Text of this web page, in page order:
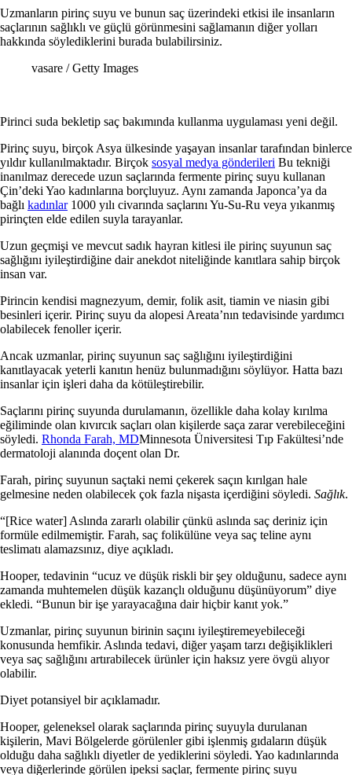
Uzmanların pirinç suyu ve bunun saç üzerindeki etkisi ile insanların
saçlarının sağlıklı ve güçlü görünmesini sağlamanın diğer yolları
hakkında söylediklerini burada bulabilirsiniz.
vasare / Getty Images
Pirinci suda bekletip saç bakımında kullanma uygulaması yeni değil.
Pirinç suyu, birçok Asya ülkesinde yaşayan insanlar tarafından binlerce
yıldır kullanılmaktadır. Birçok sosyal medya gönderileri Bu tekniği
inanılmaz derecede uzun saçlarında fermente pirinç suyu kullanan
Çin’deki Yao kadınlarına borçluyuz. Aynı zamanda Japonca’ya da
bağlı kadınlar1000 yılı civarında saçlarını Yu-Su-Ru veya yıkanmış
pirinçten elde edilen suyla tarayanlar.
Uzun geçmişi ve mevcut sadık hayran kitlesi ile pirinç suyunun saç
sağlığını iyileştirdiğine dair anekdot niteliğinde kanıtlara sahip birçok
insan var.
Pirincin kendisi magnezyum, demir, folik asit, tiamin ve niasin gibi
besinleri içerir. Pirinç suyu da alopesi Areata’nın tedavisinde yardımcı
olabilecek fenoller içerir.
Ancak uzmanlar, pirinç suyunun saç sağlığını iyileştirdiğini
kanıtlayacak yeterli kanıtın henüz bulunmadığını söylüyor. Hatta bazı
insanlar için işleri daha da kötüleştirebilir.
Saçlarını pirinç suyunda durulamanın, özellikle daha kolay kırılma
eğiliminde olan kıvırcık saçları olan kişilerde saça zarar verebileceğini
söyledi. Rhonda Farah, MDMinnesota Üniversitesi Tıp Fakültesi’nde
dermatoloji alanında doçent olan Dr.
Farah, pirinç suyunun saçtaki nemi çekerek saçın kırılgan hale
gelmesine neden olabilecek çok fazla nişasta içerdiğini söyledi. Sağlık.
“[Rice water] Aslında zararlı olabilir çünkü aslında saç deriniz için
formüle edilmemiştir. Farah, saç folikülüne veya saç teline aynı
teslimatı alamazsınız, diye açıkladı.
Hooper, tedavinin “ucuz ve düşük riskli bir şey olduğunu, sadece aynı
zamanda muhtemelen düşük kazançlı olduğunu düşünüyorum” diye
ekledi. “Bunun bir işe yarayacağına dair hiçbir kanıt yok.”
Uzmanlar, pirinç suyunun birinin saçını iyileştiremeyebileceği
konusunda hemfikir. Aslında tedavi, diğer yaşam tarzı değişiklikleri
veya saç sağlığını artırabilecek ürünler için haksız yere övgü alıyor
olabilir.
Diyet potansiyel bir açıklamadır.
Hooper, geleneksel olarak saçlarında pirinç suyuyla durulanan
kişilerin, Mavi Bölgelerde görülenler gibi işlenmiş gıdaların düşük
olduğu daha sağlıklı diyetler de yediklerini söyledi. Yao kadınlarında
veya diğerlerinde görülen ipeksi saçlar, fermente pirinç suyu